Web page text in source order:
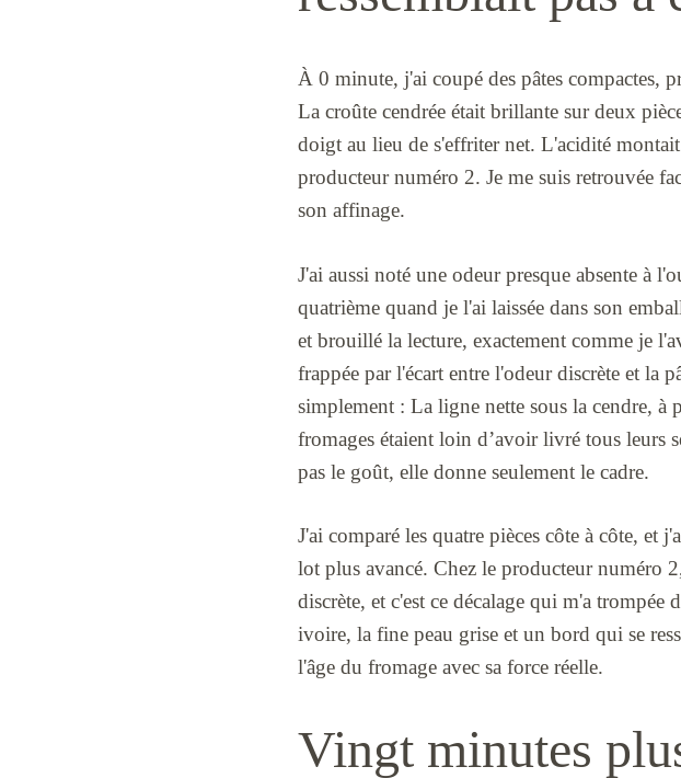
À 0 minute, j'ai coupé des pâtes compactes,
La croûte cendrée était brillante sur deux
doigt au lieu de s'effriter net. L'acidité
producteur numéro 2. Je me suis retrouvée
son affinage.
J'ai aussi noté une odeur presque absente à
quatrième quand je l'ai laissée dans son
et brouillé la lecture, exactement comme je
frappée par l'écart entre l'odeur discrète et la
simplement : La ligne nette sous la cendre, à
fromages étaient loin d’avoir livré tous leurs
pas le goût, elle donne seulement le cadre.
J'ai comparé les quatre pièces côte à côte, et
lot plus avancé. Chez le producteur numéro
discrète, et c'est ce décalage qui m'a
ivoire, la fine peau grise et un bord qui se
l'âge du fromage avec sa force réelle.
Vingt minutes